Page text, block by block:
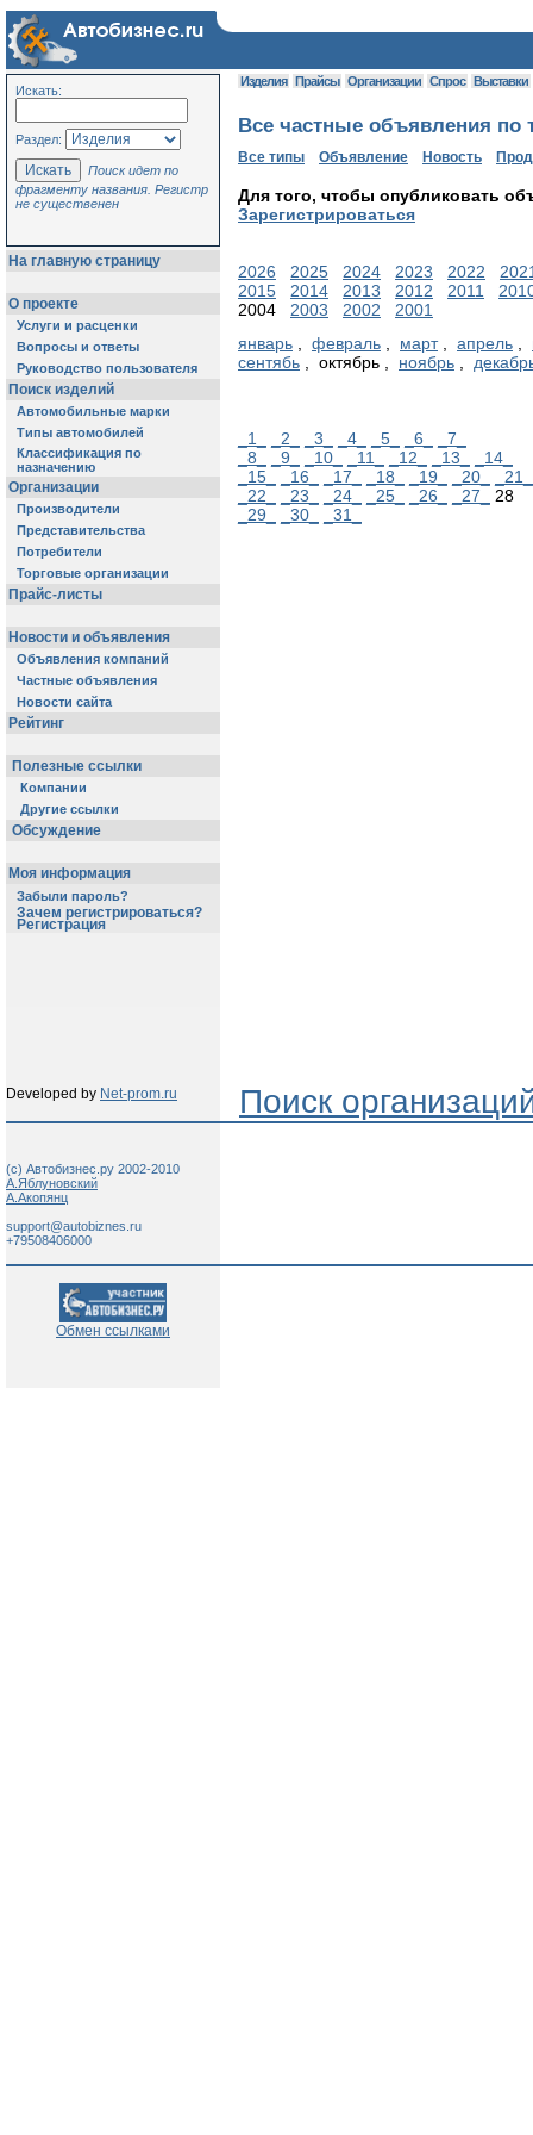
Искать:
Раздел:
Поиск идет по
фрагменту названия. Регистр
не существенен
На главную страницу
О проекте
Услуги и расценки
Вопросы и ответы
Руководство пользователя
Поиск изделий
Автомобильные марки
Типы автомобилей
Классификация по
назначению
Организации
Производители
Представительства
Потребители
Торговые организации
Прайс-листы
Новости и объявления
Объявления компаний
Частные объявления
Новости сайта
Рейтинг
Полезные ссылки
Компании
Другие ссылки
Обсуждение
Моя информация
Забыли пароль?
Зачем регистрироваться?
Регистрация
Изделия Прайсы Организации Спрос Выставки
Все частные объявления по
Все типы Объявление Новость
Для того, чтобы опубликовать
Зарегистрироваться
2026 2025 2024 2023 2022
2015
2014 2013 2012 2011
2004 2003 2002
2001
январь , февраль , март, апрель ,
сентябь , октябрь , ноябрь ,
_1_ _2_ _3_ _4_ _5_ _6_
_7_
_8_
_9_ _10_ _11_ _12_ _13_
_14_
_15_
_16_ _17_ _18_ _19_ _20_
_21_
_22_
_23_ _24_ _25_ _26_ _27_
28
_29_
_30_ _31_
Developed by Net-prom.ru Поиск
(c) Автобизнес.ру 2002-2010
А.Яблуновский
А.Акопянц
support@autobiznes.ru
+79508406000
Обмен ссылками